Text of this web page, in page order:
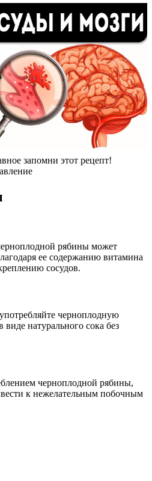
запомни этот рецепт!
рябины может
ее содержанию витамина
сосудов.
черноплодную
натурального сока без
черноплодной рябины,
к нежелательным побочным